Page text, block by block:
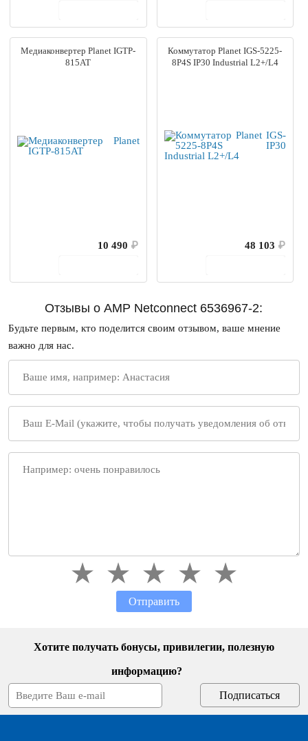
Медиаконвертер Planet IGTP-
815AT
10 490 ₽
Коммутатор Planet IGS-5225-
8P4S IP30 Industrial L2+/L4
48 103 ₽
Отзывы о AMP Netconnect 6536967-2:
Будьте первым, кто поделится своим отзывом, ваше мнение
важно для нас.
Отправить
Хотите получать бонусы, привилегии, полезную
информацию?